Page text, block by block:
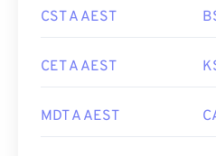
CST A AEST
CET A AEST
MDT A AEST